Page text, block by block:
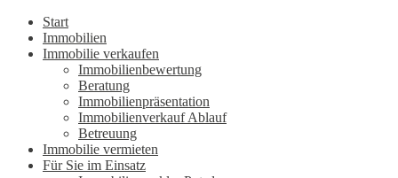
Start
Immobilien
Immobilie verkaufen
Immobilienbewertung
Beratung
Immobilienpräsentation
Immobilienverkauf Ablauf
Betreuung
Immobilie vermieten
Für Sie im Einsatz